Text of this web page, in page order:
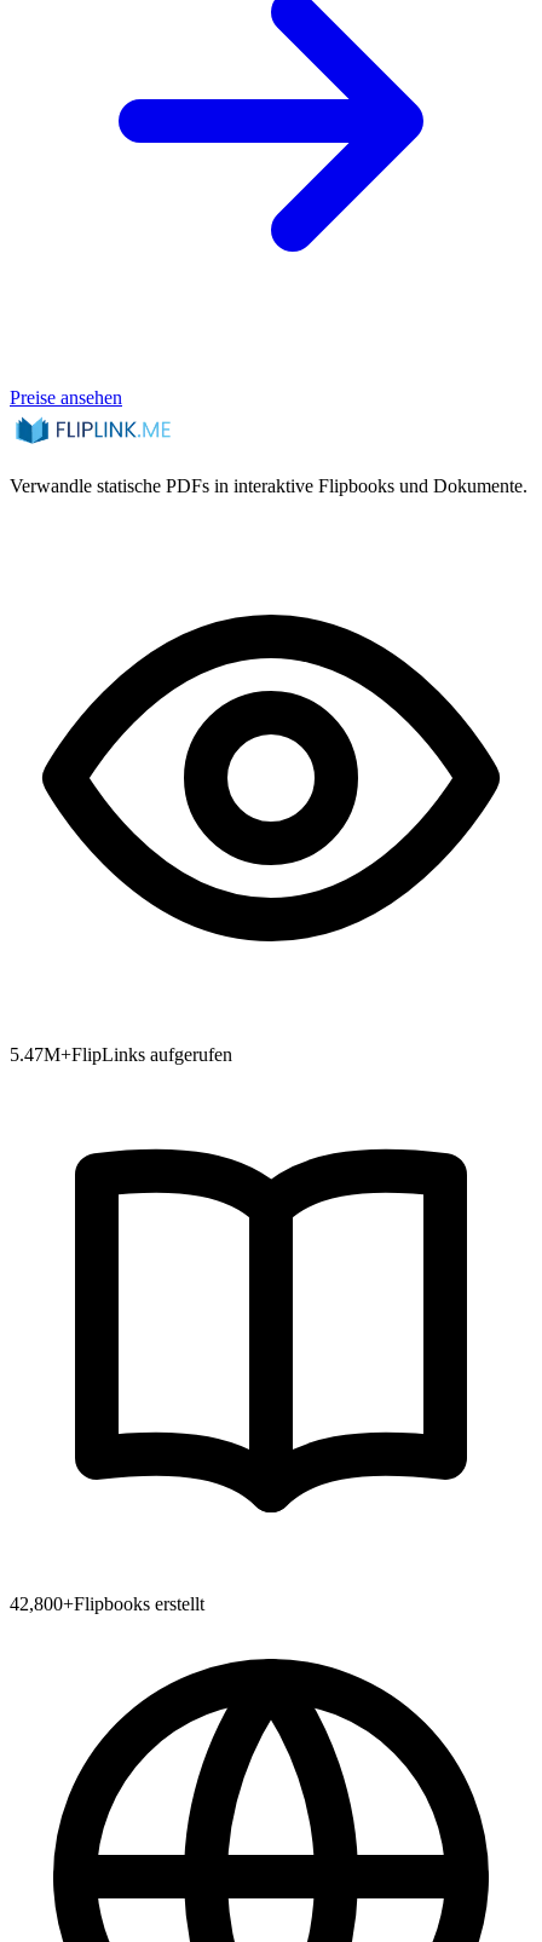
Preise ansehen
Verwandle statische PDFs in interaktive Flipbooks und Dokumente.
5.47M+FlipLinks aufgerufen
42,800+Flipbooks erstellt